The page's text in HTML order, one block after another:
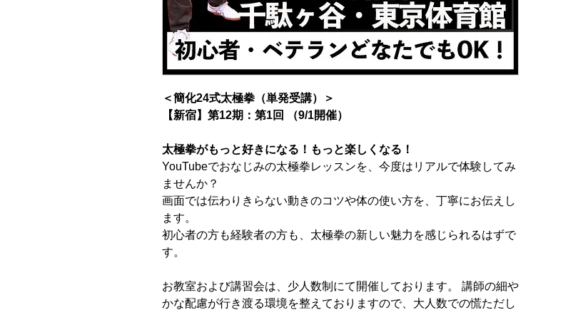
＜簡化24式太極拳（単発受講）＞
【新宿】第12期：第1回 （9/1開催）
太極拳がもっと好きになる！もっと楽しくなる！
YouTubeでおなじみの太極拳レッスンを、今度はリアルで体験してみ
ませんか？
画面では伝わりきらない動きのコツや体の使い方を、丁寧にお伝えし
ます。
初心者の方も経験者の方も、太極拳の新しい魅力を感じられるはずで
す。
お教室および講習会は、少人数制にて開催しております。 講師の細や
かな配慮が行き渡る環境を整えておりますので、大人数での慌ただし